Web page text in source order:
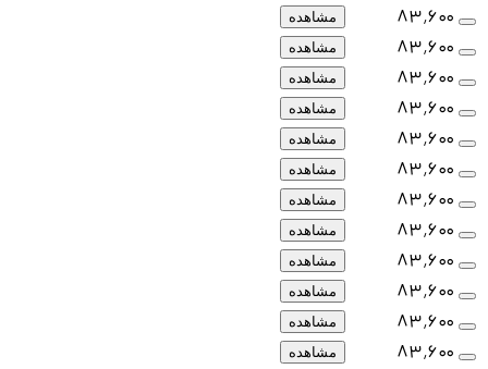
۸۳٬۶۰۰ مشاهده
۸۳٬۶۰۰ مشاهده
۸۳٬۶۰۰ مشاهده
۸۳٬۶۰۰ مشاهده
۸۳٬۶۰۰ مشاهده
۸۳٬۶۰۰ مشاهده
۸۳٬۶۰۰ مشاهده
۸۳٬۶۰۰ مشاهده
۸۳٬۶۰۰ مشاهده
۸۳٬۶۰۰ مشاهده
۸۳٬۶۰۰ مشاهده
۸۳٬۶۰۰ مشاهده